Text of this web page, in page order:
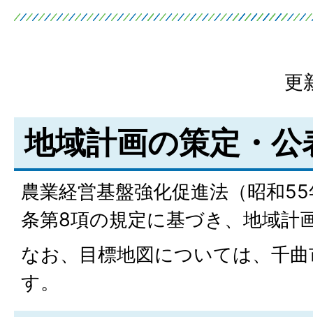
更
地域計画の策定・
農業経営基盤強化促進法（昭和
条第8項の規定に基づき、地域計
なお、目標地図については、千
す。